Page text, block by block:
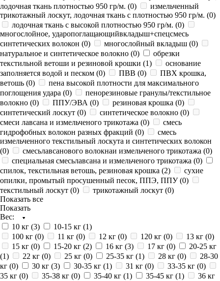
лодочная ткань плотностью 950 гр/м. (0)
измельченный
трикотажный лоскут, лодочная ткань с плотностью 950 гр/м. (0)
лодочная ткань с высокой плотностью 950 гр/м. (0)
многослойное, ударопоглащающийвкладыш+спецсмесь
синтетических волокон (0) многослойный вкладыш (0)
натуральное и синтетическое волокно (0)
обрезки
текстильной ветоши и резиновой крошки (1)
основание
заполняется водой и песком (0) ПВВ (0)
ПВХ крошка,
ветошь (0)
пена высокой плотности для максимального
поглощения удара (0)
пенорезиновые гранулы/текстильное
волокно (0) ППУ/ЭВА (0) резиновая крошка (0)
синтетический лоскут (0) синтетическое волокно (0)
смеси лавсана и измельченого трикотажа (0)
смесь
гидрофобных волокон разных фракций (0)
смесь
измельченного текстильный лоскута и синтетических волокон
(0) смесьлавсанового волокнаи измельченого трикотажа (0)
специальная смесьлавсана и измельченого трикотажа (0)
спилок, текстильная ветошь, резиновая крошка (2)
сухие
опилки, промытый просушенный песок, ППЭ, ППУ (0)
текстильный лоскут (0) трикотажный лоскут (0)
Показать все
Показать
Вес:
10 кг (3) 10-15 кг (1)
100 кг (0) 11 кг (0) 12 кг (0) 120 кг (0) 13 кг (0)
15 кг (0) 15-20 кг (2) 16 кг (3) 17 кг (0)
20-25 кг
(1) 22 кг (0) 25 кг (0) 25-35 кг (1) 28 кг (0)
28-30
кг (0) 30 кг (3) 30-35 кг (1) 31 кг (0) 33-35 кг (0)
35 кг (0) 35-38 кг (0) 35-40 кг (1) 35-45 кг (1)
36 кг